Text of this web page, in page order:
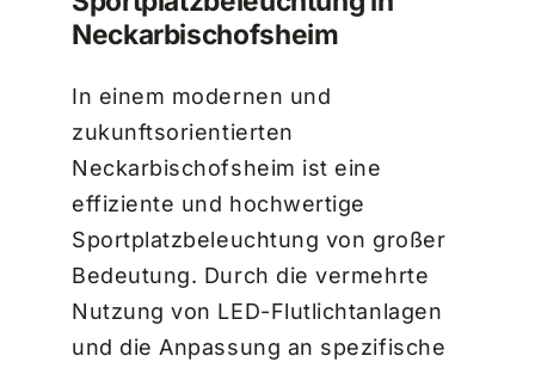
Neckarbischofsheim
In einem modernen und
zukunftsorientierten
Neckarbischofsheim ist eine
effiziente und hochwertige
Sportplatzbeleuchtung von großer
Bedeutung. Durch die vermehrte
Nutzung von LED-Flutlichtanlagen
und die Anpassung an spezifische